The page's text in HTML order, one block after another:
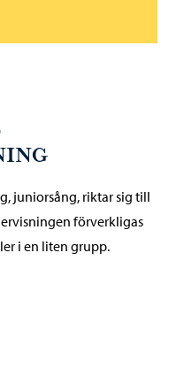
juniorsång, riktar sig till
förverkligas
i en liten grupp.